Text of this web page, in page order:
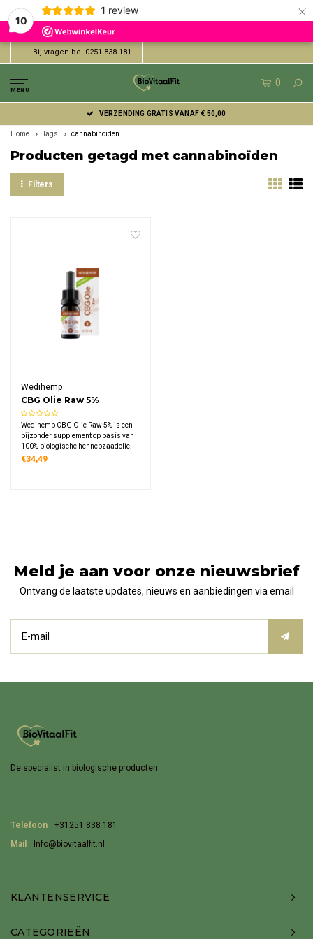
10
1 review ×
Bij vragen bel 0251 838 181
MENU
0
VERZENDING GRATIS VANAF € 50,00
Home Tags cannabinoïden
Producten getagd met cannabinoïden
Filters
Wedihemp
CBG Olie Raw 5%
Wedihemp CBG Olie Raw 5% is een
bijzonder supplement op basis van
100% biologische hennepzaadolie.
CBG (cannabigerol) staat bekend
€34,49
Meld je aan voor onze nieuwsbrief
Ontvang de laatste updates, nieuws en aanbiedingen via email
De specialist in biologische producten
Telefoon
+31251 838 181
Mail
Info@biovitaalfit.nl
KLANTENSERVICE
CATEGORIEËN